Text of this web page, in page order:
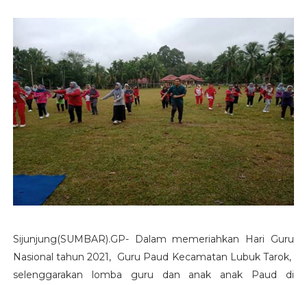
Sijunjung(SUMBAR).GP- Dalam memeriahkan Hari Guru
Nasional tahun 2021, Guru Paud Kecamatan Lubuk Tarok,
selenggarakan lomba guru dan anak anak Paud di